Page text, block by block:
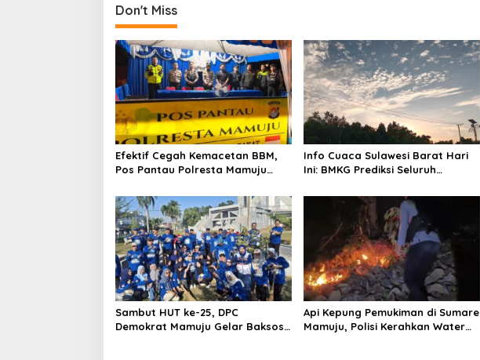
t
n
a
v
i
g
a
t
i
o
n
Don't Miss
Efektif Cegah Kemacetan BBM,
Pos Pantau Polresta Mamuju
Info Cuaca Sulawesi Barat Hari
Ini: BMKG Prediksi Seluruh
Sambut HUT ke-25, DPC
Demokrat Mamuju Gelar Baksos
Api Kepung Pemukiman di Sumare
Mamuju, Polisi Kerahkan Water